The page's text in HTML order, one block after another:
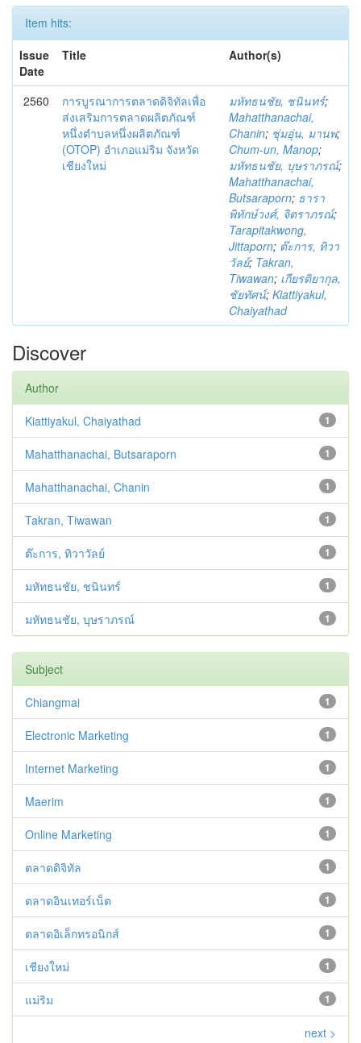
Item hits:
Issue
Date
Title Author(s)
2560
การบูรณาการตลาดดิจิทัลเพื่อ
ส่งเสริมการตลาดผลิตภัณฑ์
หนึ่งตำบลหนึ่งผลิตภัณฑ์
(OTOP) อำเภอแม่ริม จังหวัด
เชียงใหม่
มหัทธนชัย, ชนินทร์;
Mahatthanachai,
Chanin; ชุ่มอุ่น, มานพ;
Chum-un, Manop;
มหัทธนชัย, บุษราภรณ์;
Mahatthanachai,
Butsaraporn; ธารา
พิทักษ์วงศ์, จิตราภรณ์;
Tarapitakwong,
Jittaporn; ต๊ะการ, ทิวา
วัลย์; Takran,
Tiwawan; เกียรติยากุล,
ชัยทัศน์; Kiattiyakul,
Chaiyathad
Discover
Author
1
Kiattiyakul, Chaiyathad
1
Mahatthanachai, Butsaraporn
1
Mahatthanachai, Chanin
1
Takran, Tiwawan
1
ต๊ะการ, ทิวาวัลย์
1
มหัทธนชัย, ชนินทร์
1
มหัทธนชัย, บุษราภรณ์
Subject
1
Chiangmai
1
Electronic Marketing
1
Internet Marketing
1
Maerim
1
Online Marketing
1
ตลาดดิจิทัล
1
ตลาดอินเทอร์เน็ต
1
ตลาดอิเล็กทรอนิกส์
1
เชียงใหม่
1
แม่ริม
next >